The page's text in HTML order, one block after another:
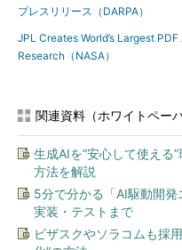
プレスリリース（DARPA）
JPL Creates World’s Largest
Research（NASA）
関連資料（ホワイトペーパ
生成AIを“安心して使える
方法を解説
5分で分かる「AI駆動開発
実装・テストまで
ビザスクやソラコムも採